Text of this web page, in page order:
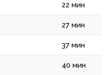
22 мин
27 мин
37 мин
40 мин